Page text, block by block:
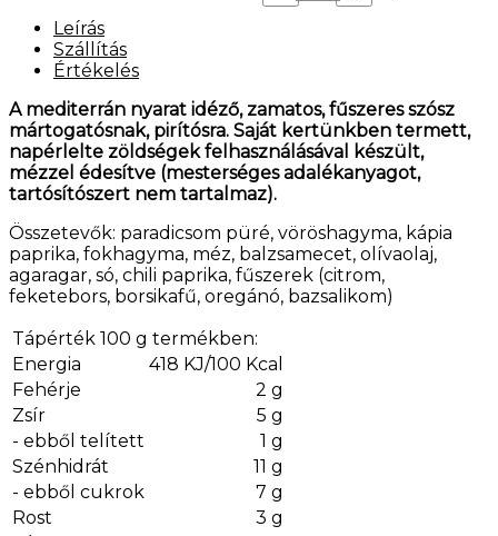
Leírás
Szállítás
Értékelés
A mediterrán nyarat idéző, zamatos, fűszeres szósz
mártogatósnak, pirítósra. Saját kertünkben termett,
napérlelte zöldségek felhasználásával készült,
mézzel édesítve (mesterséges adalékanyagot,
tartósítószert nem tartalmaz).
Összetevők: paradicsom püré, vöröshagyma, kápia
paprika, fokhagyma, méz, balzsamecet, olívaolaj,
agaragar, só, chili paprika, fűszerek (citrom,
feketebors, borsikafű, oregánó, bazsalikom)
Tápérték 100 g termékben:
Energia
418 KJ/100 Kcal
Fehérje
2 g
Zsír
5 g
- ebből telített
1 g
Szénhidrát
11 g
- ebből cukrok
7 g
Rost
3 g